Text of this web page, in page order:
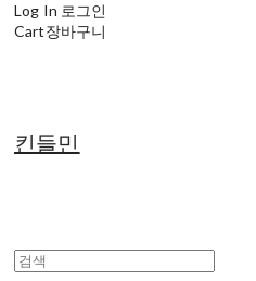
Log In 로그인
Cart장바구니
킨들민